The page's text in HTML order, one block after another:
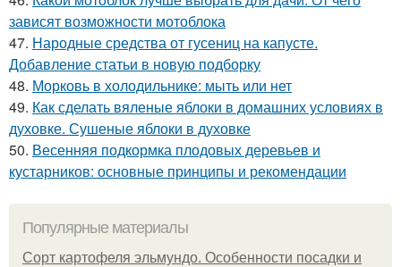
зависят возможности мотоблока
47. Народные средства от гусениц на капусте.
Добавление статьи в новую подборку
48. Морковь в холодильнике: мыть или нет
49. Как сделать вяленые яблоки в домашних условиях в
духовке. Сушеные яблоки в духовке
50. Весенняя подкормка плодовых деревьев и
кустарников: основные принципы и рекомендации
Популярные материалы
Сорт картофеля эльмундо. Особенности посадки и